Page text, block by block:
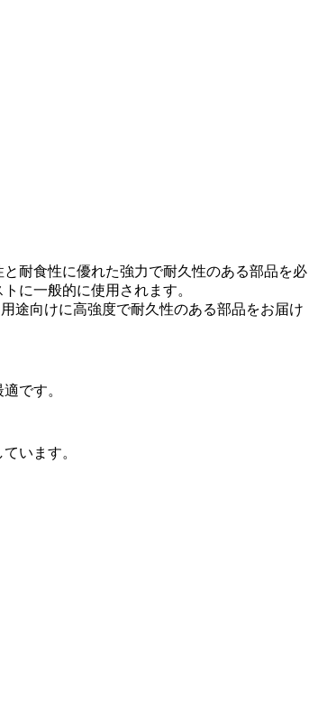
耐食性に優れた強力で耐久性のある部品を必
に一般的に使用されます。
途向けに高強度で耐久性のある部品をお届け
です。
います。